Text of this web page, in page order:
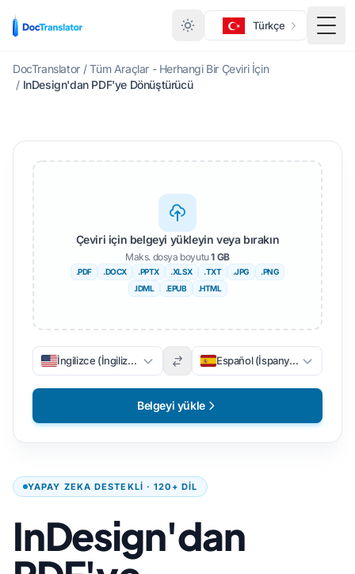
Türkçe
DocTranslator / Tüm Araçlar - Herhangi Bir Çeviri İçin
/ InDesign'dan PDF'ye Dönüştürücü
YAPAY ZEKA DESTEKLI · 120+ DIL
InDesign'dan
Çeviri için belgeyi yükleyin veya bırakın
Maks. dosya boyutu1 GB
.PDF .DOCX .PPTX .XLSX .TXT .JPG
.PNG
.IDML
.EPUB .HTML
İngilizce (İngilizce) Español (İspanyolca)
Belgeyi yükle